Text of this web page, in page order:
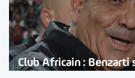
Club Africain : Benzarti